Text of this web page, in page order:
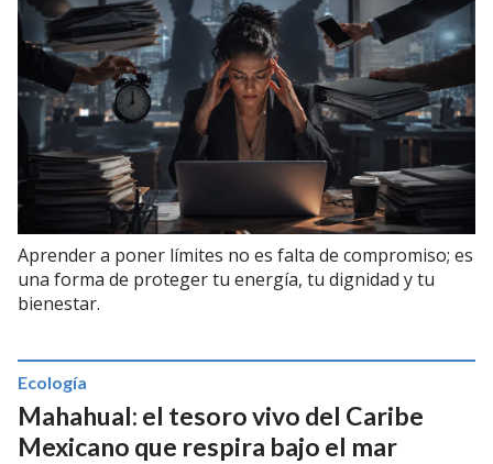
Aprender a poner límites no es falta de compromiso; es
una forma de proteger tu energía, tu dignidad y tu
bienestar.
Mahahual: el tesoro vivo del Caribe
Mexicano que respira bajo el mar
Ecología